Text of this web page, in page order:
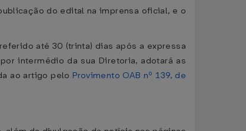
do edital na imprensa oficial, e o
até 30 (trinta) dias após a expressa
intermédio da sua Diretoria, adotará as
ao artigo pelo Provimento OAB nº 139, de